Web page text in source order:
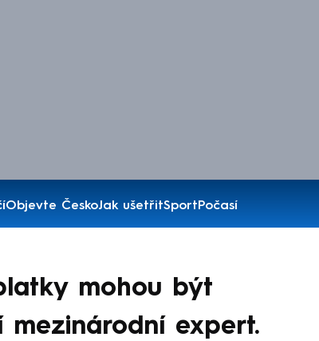
Objevte ČeskoJak ušetřitSportPočasí
mohou být
mezinárodní expert.